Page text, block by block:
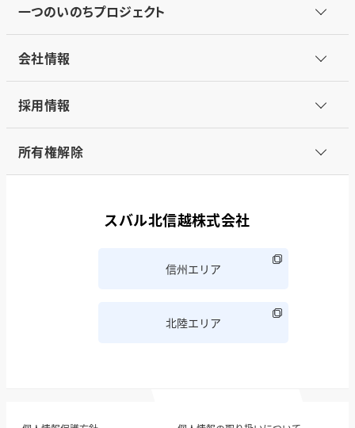
一つのいのちプロジェクト
会社情報
採用情報
所有権解除
スバル北信越株式会社
信州エリア
北陸エリア